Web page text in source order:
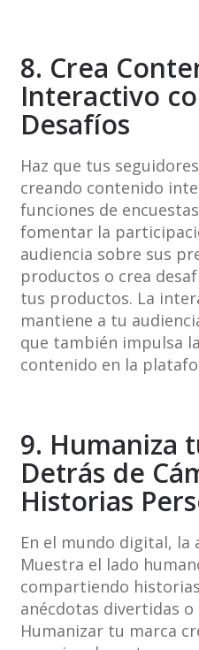
8. Crea
Interactivo
Desafíos
Haz que tus
creando contenido
funciones de
fomentar la
audiencia sobre sus
productos o crea
tus productos. La
mantiene a tu
que también impulsa
contenido en la
9. Humaniza
Detrás de
Historias
En el mundo digital, la
Muestra el lado
compartiendo
anécdotas divertidas
Humanizar tu marca